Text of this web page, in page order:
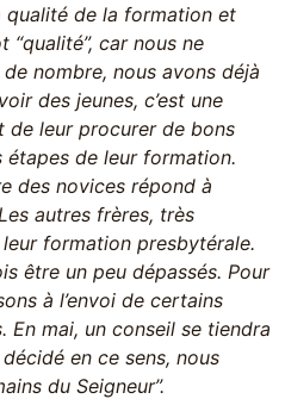
qualité de la formation et
“qualité”, car nous ne
nombre, nous avons déjà
des jeunes, c’est une
de leur procurer de bons
étapes de leur formation.
des novices répond à
autres frères, très
formation presbytérale.
être un peu dépassés. Pour
à l’envoi de certains
En mai, un conseil se tiendra
en ce sens, nous
du Seigneur”.